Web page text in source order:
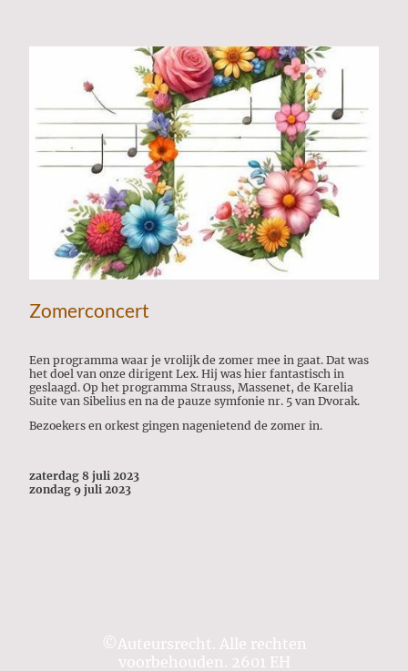
Zomerconcert
Een programma waar je vrolijk de zomer mee in gaat. Dat was
het doel van onze dirigent Lex. Hij was hier fantastisch in
geslaagd. Op het programma Strauss, Massenet, de Karelia
Suite van Sibelius en na de pauze symfonie nr. 5 van Dvorak.
Bezoekers en orkest gingen nagenietend de zomer in.
zaterdag 8 juli 2023
zondag 9 juli 2023
©Auteursrecht. Alle rechten
voorbehouden. 2601 EH